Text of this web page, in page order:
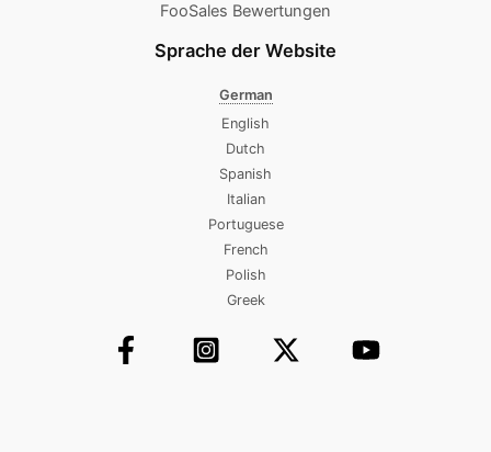
FooSales Bewertungen
Sprache der Website
German
English
Dutch
Spanish
Italian
Portuguese
French
Polish
Greek